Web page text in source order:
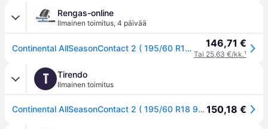
Rengas-online
Ilmainen toimitus, 4 päivää
Continental AllSeasonContact 2 ( 195/60 R18 96H XL EVc ) 146,71 €
Tai 25,63 €/kk.¹
T Tirendo
Ilmainen toimitus
Continental AllSeasonContact 2 ( 195/60 R18 96H XL EVc )150,18 €